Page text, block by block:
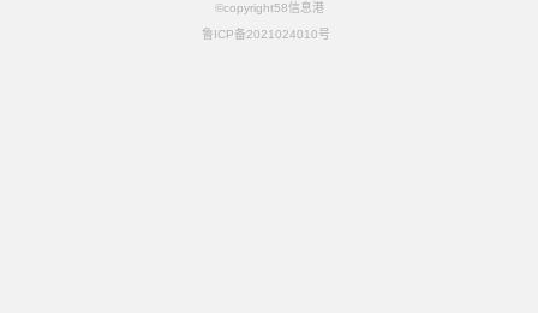
©copyright58信息港
鲁ICP备2021024010号